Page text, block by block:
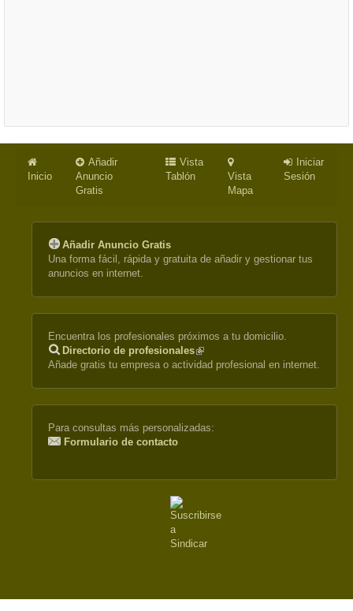
Inicio
Añadir
Anuncio
Gratis
Vista
Tablón
Vista
Mapa
Iniciar
Sesión
Añadir Anuncio Gratis
Una forma fácil, rápida y gratuita de añadir y gestionar tus
anuncios en internet.
Encuentra los profesionales próximos a tu domicilio.
Directorio de profesionales(link
is
Añade gratis tu empresa o actividad profesional en internet.
Para consultas más personalizadas:
Formulario de contacto